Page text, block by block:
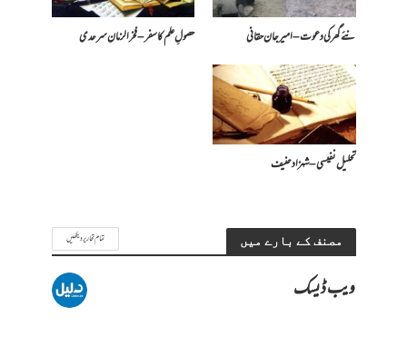
نئے گھر کی دعوت – امیرجان حقانی حصولِ علم کا سفر – فخرالزمان سرحدی
تحلیل نفیسی – شہزاد حنیف
مصنف کے بارے میں تمام تحاریر دیکھیں
ویب ڈیسک